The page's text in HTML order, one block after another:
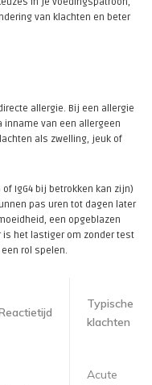
van klachten en beter
allergie. Bij een allergie
inname van een allergeen
als zwelling, jeuk of
IgG4 bij betrokken kan zijn)
pas uren tot dagen later
een opgeblazen
is het lastiger om zonder test
rol spelen.
Typische
klachten
Acute